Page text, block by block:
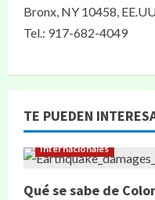
Bronx, NY 10458,
Tel.: 917-682-4049
TE PUEDEN
Internacionales
Qué se sabe de